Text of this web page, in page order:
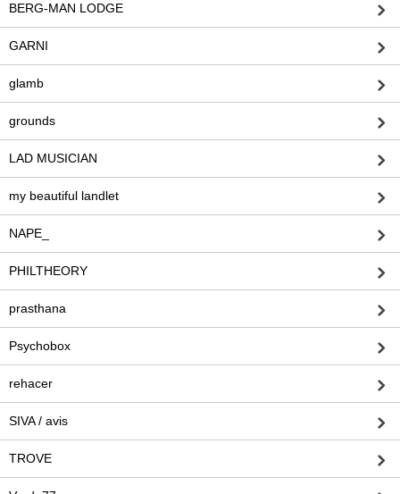
BERG-MAN LODGE
GARNI
glamb
grounds
LAD MUSICIAN
my beautiful landlet
NAPE_
PHILTHEORY
prasthana
Psychobox
rehacer
SIVA / avis
TROVE